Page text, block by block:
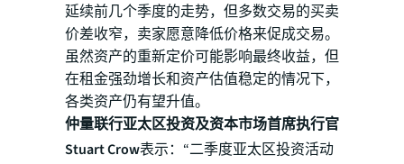
延续前几个季度的走势，但多数交易的买卖
价差收窄，卖家愿意降低价格来促成交易。
虽然资产的重新定价可能影响最终收益，但
在租金强劲增长和资产估值稳定的情况下，
各类资产仍有望升值。
仲量联行亚太区投资及资本市场首席执行官
Stuart Crow表示：“二季度亚太区投资活动